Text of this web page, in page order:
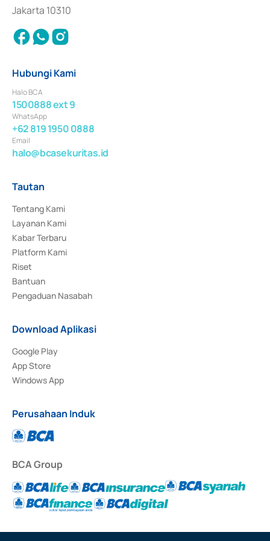
Jakarta 10310
Hubungi Kami
Halo BCA
1500888 ext 9
WhatsApp
+62 819 1950 0888
Email
halo@bcasekuritas.id
Tautan
Tentang Kami
Layanan Kami
Kabar Terbaru
Platform Kami
Riset
Bantuan
Pengaduan Nasabah
Download Aplikasi
Google Play
App Store
Windows App
Perusahaan Induk
BCA Group